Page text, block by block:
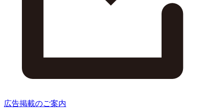
広告掲載のご案内